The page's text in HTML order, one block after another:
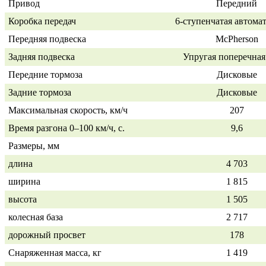
Привод
Передний
Коробка передач
6-ступенчатая
Передняя подвеска
McPherson
Задняя подвеска
Упругая
Передние тормоза
Дисковые
Задние тормоза
Дисковые
Максимальная скорость, км/ч
207
Время разгона 0–100 км/ч, с.
9,6
Размеры, мм
длина
4 703
ширина
1 815
высота
1 505
колесная база
2 717
дорожный просвет
178
Снаряженная масса, кг
1 419